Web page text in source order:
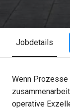
Jobdetails
Wenn Prozesse
operative